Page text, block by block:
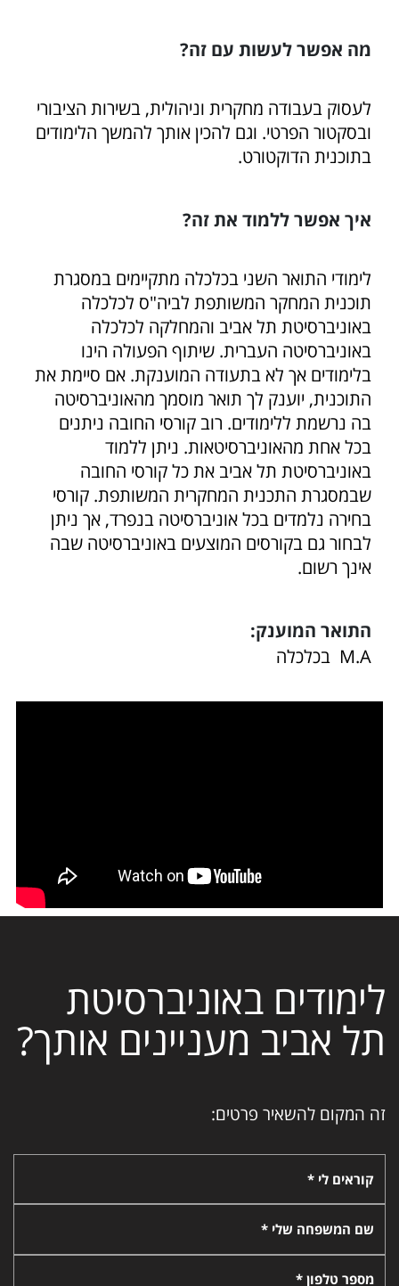
מה אפשר לעשות עם זה?
לעסוק בעבודה מחקרית וניהולית, בשירות הציבורי
ובסקטור הפרטי. וגם להכין אותך להמשך הלימודים
בתוכנית הדוקטורט.
איך אפשר ללמוד את זה?
לימודי התואר השני בכלכלה מתקיימים במסגרת
תוכנית המחקר המשותפת לביה"ס לכלכלה
באוניברסיטת תל אביב והמחלקה לכלכלה
באוניברסיטה העברית. שיתוף הפעולה הינו
בלימודים אך לא בתעודה המוענקת. אם סיימת את
התוכנית, יוענק לך תואר מוסמך מהאוניברסיטה
בה נרשמת ללימודים. רוב קורסי החובה ניתנים
בכל אחת מהאוניברסיטאות. ניתן ללמוד
באוניברסיטת תל אביב את כל קורסי החובה
שבמסגרת התכנית המחקרית המשותפת. קורסי
בחירה נלמדים בכל אוניברסיטה בנפרד, אך ניתן
לבחור גם בקורסים המוצעים באוניברסיטה שבה
אינך רשום.
התואר המוענק:
M.A בכלכלה
לימודים באוניברסיטת
תל אביב מעניינים אותך?
זה המקום להשאיר פרטים:
קוראים לי *
שם המשפחה שלי *
מספר טלפון *